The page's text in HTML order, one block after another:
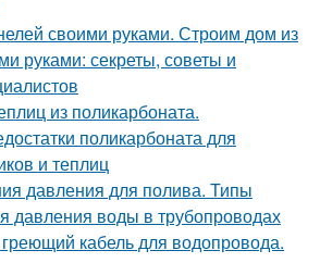
своими руками. Строим дом из
руками: секреты, советы и
из поликарбоната.
поликарбоната для
и теплиц
давления для полива. Типы
давления воды в трубопроводах
кабель для водопровода.